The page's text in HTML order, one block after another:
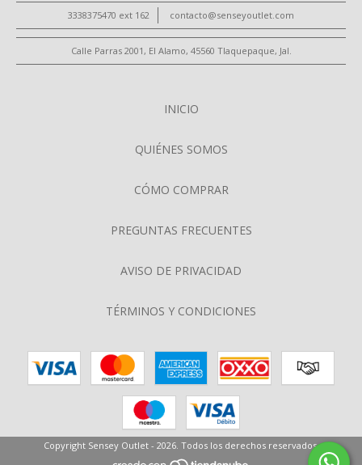
3338375470 ext 162 contacto@senseyoutlet.com
Calle Parras 2001, El Alamo, 45560 Tlaquepaque, Jal.
INICIO
QUIÉNES SOMOS
CÓMO COMPRAR
PREGUNTAS FRECUENTES
AVISO DE PRIVACIDAD
TÉRMINOS Y CONDICIONES
Copyright Sensey Outlet - 2026. Todos los derechos reservados.